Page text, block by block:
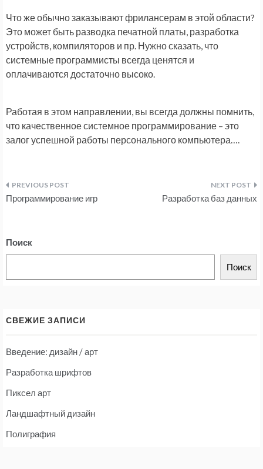
Что же обычно заказывают фрилансерам в этой области?
Это может быть разводка печатной платы, разработка
устройств, компиляторов и пр. Нужно сказать, что
системные программисты всегда ценятся и
оплачиваются достаточно высоко.
Работая в этом направлении, вы всегда должны помнить,
что качественное системное программирование – это
залог успешной работы персонального компьютера….
Навигация
записям
Программирование игр Разработка баз данных
Поиск
Поиск
СВЕЖИЕ ЗАПИСИ
Введение: дизайн / арт
Разработка шрифтов
Пиксел арт
Ландшафтный дизайн
Полиграфия